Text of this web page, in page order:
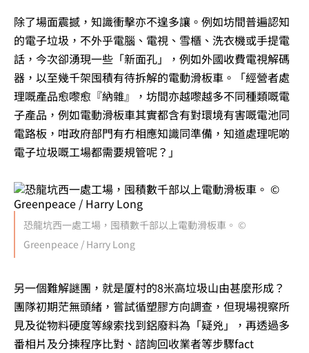
除了場面震撼，知識衝擊亦不遑多讓。例如坊間普遍認知
的電子垃圾，不外乎電腦、電視、雪櫃、洗衣機或手提電
話，今次卻湧現一些「新面孔」，例如外國收費電視解碼
器，以至幾千架囤積有待拆解的電動滑板車。「經營者處
理嘅產品愈嚟愈『納雜』，坊間亦越嚟越多不同種類嘅電
子產品，例如電動滑板車其實都含有對環境有害嘅電池同
電路板，咁政府部門有冇相應知識同準備，知道處理呢啲
電子垃圾嘅工場都需要規管呢？」
恐龍坑西一處工場，囤積數千部以上電動滑板車。 ©
Greenpeace / Harry Long
另一個難解謎團，就是厦村的8米高垃圾山由甚麼形成？
團隊初期茫無頭緒，嘗試循塑膠方向調查，但現場視察所
見及從物料硬度等線索找到鋁廢料為「疑兇」，再透過多
番相片及分揀程序比對、諮詢回收業者等步驟fact